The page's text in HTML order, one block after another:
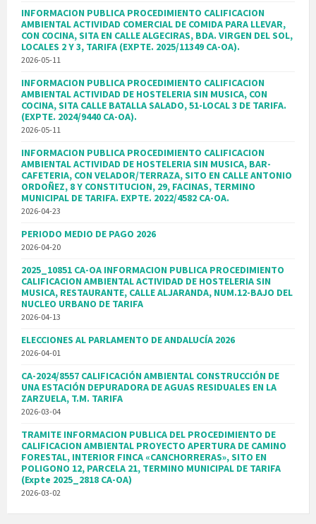
INFORMACION PUBLICA PROCEDIMIENTO CALIFICACION
AMBIENTAL ACTIVIDAD COMERCIAL DE COMIDA PARA LLEVAR,
CON COCINA, SITA EN CALLE ALGECIRAS, BDA. VIRGEN DEL SOL,
LOCALES 2 Y 3, TARIFA (EXPTE. 2025/11349 CA-OA).
2026-05-11
INFORMACION PUBLICA PROCEDIMIENTO CALIFICACION
AMBIENTAL ACTIVIDAD DE HOSTELERIA SIN MUSICA, CON
COCINA, SITA CALLE BATALLA SALADO, 51-LOCAL 3 DE TARIFA.
(EXPTE. 2024/9440 CA-OA).
2026-05-11
INFORMACION PUBLICA PROCEDIMIENTO CALIFICACION
AMBIENTAL ACTIVIDAD DE HOSTELERIA SIN MUSICA, BAR-
CAFETERIA, CON VELADOR/TERRAZA, SITO EN CALLE ANTONIO
ORDOÑEZ, 8 Y CONSTITUCION, 29, FACINAS, TERMINO
MUNICIPAL DE TARIFA. EXPTE. 2022/4582 CA-OA.
2026-04-23
PERIODO MEDIO DE PAGO 2026
2026-04-20
2025_10851 CA-OA INFORMACION PUBLICA PROCEDIMIENTO
CALIFICACION AMBIENTAL ACTIVIDAD DE HOSTELERIA SIN
MUSICA, RESTAURANTE, CALLE ALJARANDA, NUM.12-BAJO DEL
NUCLEO URBANO DE TARIFA
2026-04-13
ELECCIONES AL PARLAMENTO DE ANDALUCÍA 2026
2026-04-01
CA-2024/8557 CALIFICACIÓN AMBIENTAL CONSTRUCCIÓN DE
UNA ESTACIÓN DEPURADORA DE AGUAS RESIDUALES EN LA
ZARZUELA, T.M. TARIFA
2026-03-04
TRAMITE INFORMACION PUBLICA DEL PROCEDIMIENTO DE
CALIFICACION AMBIENTAL PROYECTO APERTURA DE CAMINO
FORESTAL, INTERIOR FINCA «CANCHORRERAS», SITO EN
POLIGONO 12, PARCELA 21, TERMINO MUNICIPAL DE TARIFA
(Expte 2025_2818 CA-OA)
2026-03-02